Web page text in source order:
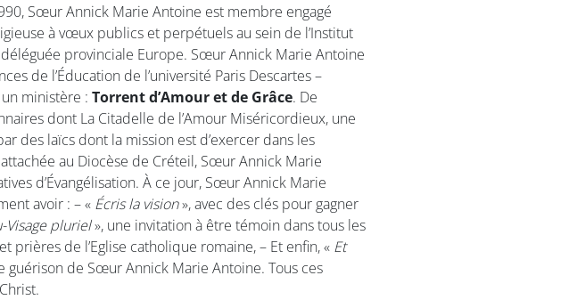
Sœur Annick Marie Antoine est membre engagé
à vœux publics et perpétuels au sein de l’Institut
provinciale Europe. Sœur Annick Marie Antoine
de l’Éducation de l’université Paris Descartes –
ministère : Torrent d’Amour et de Grâce. De
dont La Citadelle de l’Amour Miséricordieux, une
des laïcs dont la mission est d’exercer dans les
au Diocèse de Créteil, Sœur Annick Marie
d’Évangélisation. À ce jour, Sœur Annick Marie
avoir : – « Écris la vision», avec des clés pour gagner
Visage pluriel», une invitation à être témoin dans tous les
prières de l’Eglise catholique romaine, – Et enfin, « Et
de Sœur Annick Marie Antoine. Tous ces